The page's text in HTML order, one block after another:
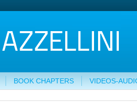
BOOK CHAPTERS VIDEOS-